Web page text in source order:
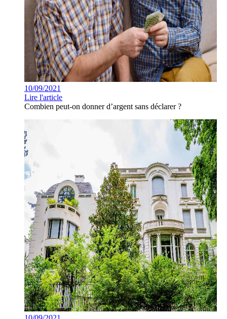
10/09/2021
Lire l'article
Combien peut-on donner d’argent sans déclarer ?